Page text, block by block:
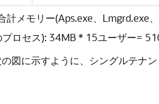
計メモリー(Aps.exe、Lmgrd.exe
ロセス): 34MB * 15ユーザー=
図に示すように、シングルテナ